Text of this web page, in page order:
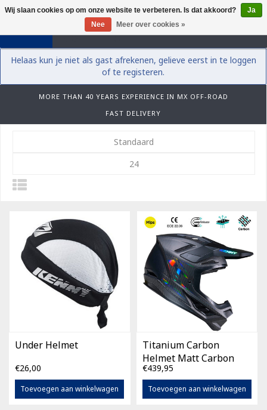
0
Helaas kun je niet als gast afrekenen, gelieve eerst in te loggen
of te registeren.
MORE THAN 40 YEARS EXPERIENCE IN MX OFF-ROAD
FAST DELIVERY
Standaard
24
Under Helmet
€26,00
Toevoegen aan winkelwagen
Titanium Carbon
Helmet Matt Carbon
Holographic
€439,95
Toevoegen aan winkelwagen
Wij slaan cookies op om onze website te verbeteren. Is dat akkoord?
Ja
Nee
Meer over cookies »